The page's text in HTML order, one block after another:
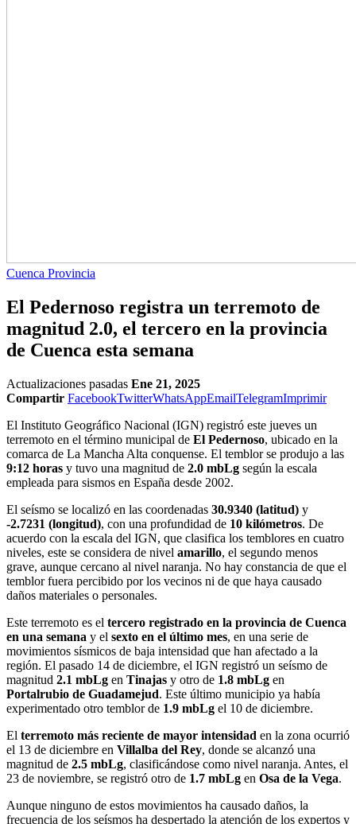
Cuenca Provincia
El Pedernoso registra un terremoto de
magnitud 2.0, el tercero en la provincia
de Cuenca esta semana
Actualizaciones pasadas Ene 21, 2025
Compartir FacebookTwitterWhatsAppEmailTelegramImprimir
El Instituto Geográfico Nacional (IGN) registró este jueves un
terremoto en el término municipal de El Pedernoso, ubicado en la
comarca de La Mancha Alta conquense. El temblor se produjo a las
9:12 horas y tuvo una magnitud de 2.0 mbLg según la escala
empleada para sismos en España desde 2002.
El seísmo se localizó en las coordenadas 30.9340 (latitud) y
-2.7231 (longitud), con una profundidad de 10 kilómetros. De
acuerdo con la escala del IGN, que clasifica los temblores en cuatro
niveles, este se considera de nivel amarillo, el segundo menos
grave, aunque cercano al nivel naranja. No hay constancia de que el
temblor fuera percibido por los vecinos ni de que haya causado
daños materiales o personales.
Este terremoto es el tercero registrado en la provincia de Cuenca
en una semana y el sexto en el último mes, en una serie de
movimientos sísmicos de baja intensidad que han afectado a la
región. El pasado 14 de diciembre, el IGN registró un seísmo de
magnitud 2.1 mbLg en Tinajas y otro de 1.8 mbLg en
Portalrubio de Guadamejud. Este último municipio ya había
experimentado otro temblor de 1.9 mbLg el 10 de diciembre.
El terremoto más reciente de mayor intensidad en la zona ocurrió
el 13 de diciembre en Villalba del Rey, donde se alcanzó una
magnitud de 2.5 mbLg, clasificándose como nivel naranja. Antes, el
23 de noviembre, se registró otro de 1.7 mbLg en Osa de la Vega.
Aunque ninguno de estos movimientos ha causado daños, la
frecuencia de los seísmos ha despertado la atención de los expertos y